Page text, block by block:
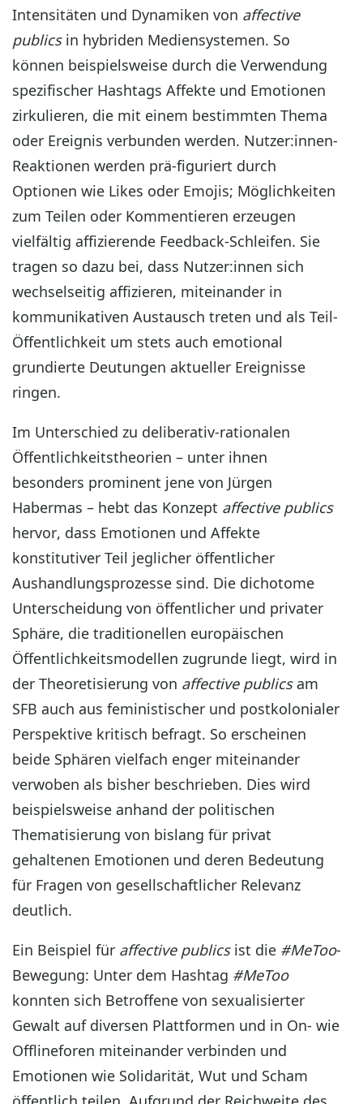
Intensitäten und Dynamiken von affective
publicsin hybriden Mediensystemen. So
können beispielsweise durch die Verwendung
spezifischer Hashtags Affekte und Emotionen
zirkulieren, die mit einem bestimmten Thema
oder Ereignis verbunden werden. Nutzer:innen-
Reaktionen werden prä-figuriert durch
Optionen wie Likes oder Emojis; Möglichkeiten
zum Teilen oder Kommentieren erzeugen
vielfältig affizierende Feedback-Schleifen. Sie
tragen so dazu bei, dass Nutzer:innen sich
wechselseitig affizieren, miteinander in
kommunikativen Austausch treten und als Teil-
Öffentlichkeit um stets auch emotional
grundierte Deutungen aktueller Ereignisse
ringen.
Im Unterschied zu deliberativ-rationalen
Öffentlichkeitstheorien – unter ihnen
besonders prominent jene von Jürgen
Habermas – hebt das Konzept affective publics
hervor, dass Emotionen und Affekte
konstitutiver Teil jeglicher öffentlicher
Aushandlungsprozesse sind. Die dichotome
Unterscheidung von öffentlicher und privater
Sphäre, die traditionellen europäischen
Öffentlichkeitsmodellen zugrunde liegt, wird in
der Theoretisierung von affective publicsam
SFB auch aus feministischer und postkolonialer
Perspektive kritisch befragt. So erscheinen
beide Sphären vielfach enger miteinander
verwoben als bisher beschrieben. Dies wird
beispielsweise anhand der politischen
Thematisierung von bislang für privat
gehaltenen Emotionen und deren Bedeutung
für Fragen von gesellschaftlicher Relevanz
deutlich.
Ein Beispiel für affective publicsist die #MeToo-
Bewegung: Unter dem Hashtag #MeToo
konnten sich Betroffene von sexualisierter
Gewalt auf diversen Plattformen und in On- wie
Offlineforen miteinander verbinden und
Emotionen wie Solidarität, Wut und Scham